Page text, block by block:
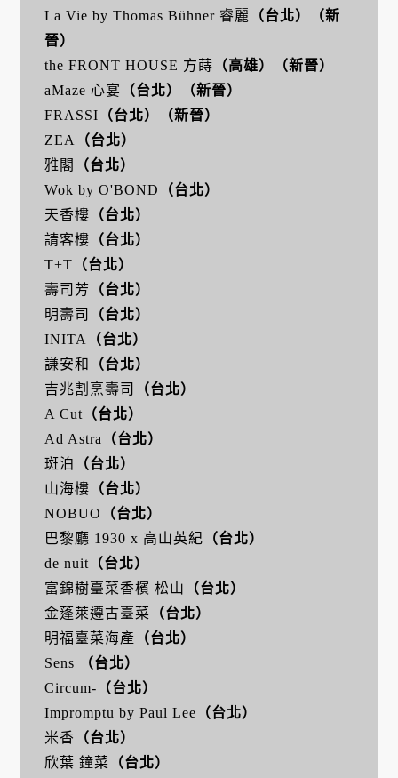
La Vie by Thomas Bühner 睿麗 （台北）
（新
晉）
the FRONT HOUSE 方蒔 （高雄）
（新晉）
aMaze 心宴
（台北）
（新晉）
FRASSI （台北）
（新晉）
ZEA
（台北）
雅閣
（台北）
Wok by O'BOND
（台北）
天香樓 （台北）
請客樓 （台北）
T+T （台北）
壽司芳
（台北）
明壽司
（台北）
INITA
（台北）
謙安和
（台北）
吉兆割烹壽司
（台北）
A Cut （台北）
Ad Astra
（台北）
斑泊
（台北）
山海樓 （台北）
NOBUO
（台北）
巴黎廳 1930 x 高山英紀 （台北）
de nuit （台北）
富錦樹臺菜香檳 松山
（台北）
金蓬萊遵古臺菜 （台北）
明福臺菜海產
（台北）
Sens
（台北）
Circum- （台北）
Impromptu by Paul Lee （台北）
米香
（台北）
欣葉 鐘菜 （台北）